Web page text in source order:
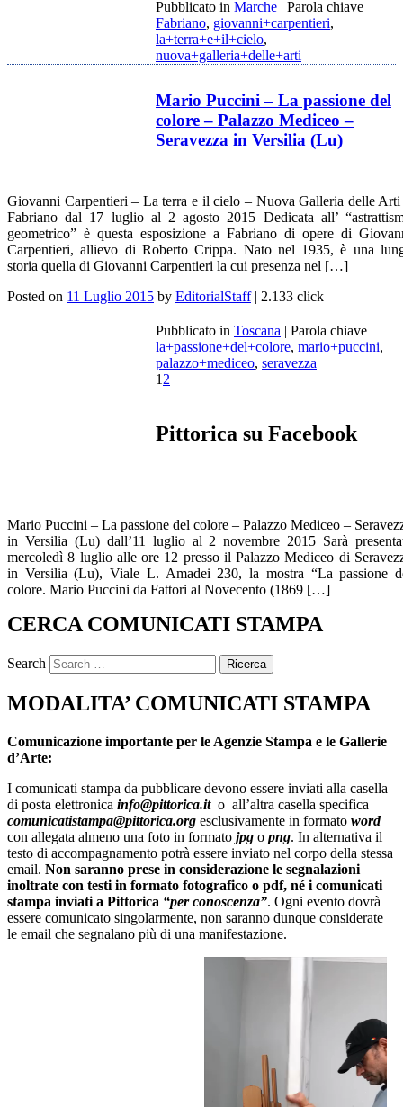
Giovanni Carpentieri – La terra e il cielo – Nuova Galleria delle
Fabriano dal 17 luglio al 2 agosto 2015 Dedicata all’
geometrico” è questa esposizione a Fabriano di opere di
Carpentieri, allievo di Roberto Crippa. Nato nel 1935, è una
storia quella di Giovanni Carpentieri la cui presenza nel […]
Pubblicato in Marche | Parola chiave
Fabriano, giovanni+carpentieri,
la+terra+e+il+cielo,
nuova+galleria+delle+arti
Mario Puccini – La passione del
colore – Palazzo Mediceo –
Seravezza in Versilia (Lu)
Posted on 11 Luglio 2015 by EditorialStaff| 2.133 click
Mario Puccini – La passione del colore – Palazzo Mediceo –
in Versilia (Lu) dall’11 luglio al 2 novembre 2015 Sarà
mercoledì 8 luglio alle ore 12 presso il Palazzo Mediceo di
in Versilia (Lu), Viale L. Amadei 230, la mostra “La passione
colore. Mario Puccini da Fattori al Novecento (1869 […]
Pubblicato in Toscana | Parola chiave
la+passione+del+colore, mario+puccini,
palazzo+mediceo, seravezza
1 2
Pittorica su Facebook
CERCA COMUNICATI STAMPA
Search
MODALITA’ COMUNICATI STAMPA
Comunicazione importante per le Agenzie Stampa e le Gallerie
d’Arte:
I comunicati stampa da pubblicare devono essere inviati alla casella
di posta elettronica info@pittorica.ito all’altra casella specifica
comunicatistampa@pittorica.org esclusivamente in formato word
con allegata almeno una foto in formato jpg o png. In alternativa il
testo di accompagnamento potrà essere inviato nel corpo della stessa
email. Non saranno prese in considerazione le segnalazioni
inoltrate con testi in formato fotografico o pdf, né i comunicati
stampa inviati a Pittorica “per conoscenza”. Ogni evento dovrà
essere comunicato singolarmente, non saranno dunque considerate
le email che segnalano più di una manifestazione.